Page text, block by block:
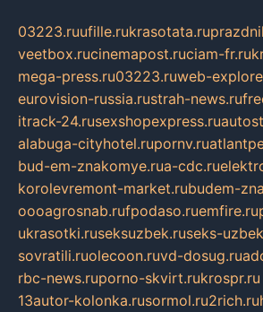
03223.ruufille.rukrasotata.ru
veetbox.rucinemapost.ruciam-fr.ru
mega-press.ru03223.ruweb-
eurovision-russia.rustrah-news.ru
itrack-24.rusexshopexpress.ru
alabuga-cityhotel.rupornv.ru
bud-em-znakomye.rua-cdc.ru
korolevremont-market.rubudem-
oooagrosnab.rufpodaso.ruemfire.ru
ukrasotki.ruseksuzbek.ruseks-
sovratili.ruolecoon.ruvd-dosug.ru
rbc-news.ruporno-skvirt.rukrospr.ru
13autor-kolonka.rusormol.ru2rich.ru